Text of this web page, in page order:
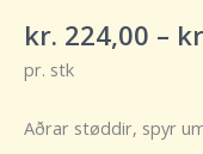
kr. 224,00 –
pr. stk
Aðrar støddir, spyr